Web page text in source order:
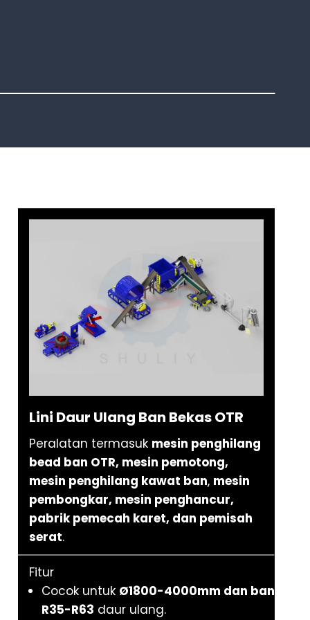
Lini Daur Ulang Ban Bekas OTR
Peralatan termasuk mesin penghilang
bead ban OTR, mesin pemotong,
mesin penghilang kawat ban, mesin
pembongkar, mesin penghancur,
pabrik pemecah karet, dan pemisah
serat.
Fitur
Cocok untuk Ø1800-4000mm dan ban
R35-R63 daur ulang.